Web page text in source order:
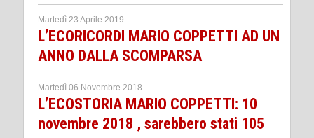
Martedì 23 Aprile 2019
L’ECORICORDI MARIO COPPETTI AD UN
ANNO DALLA SCOMPARSA
Martedì 06 Novembre 2018
L’ECOSTORIA MARIO COPPETTI: 10
novembre 2018 , sarebbero stati 105